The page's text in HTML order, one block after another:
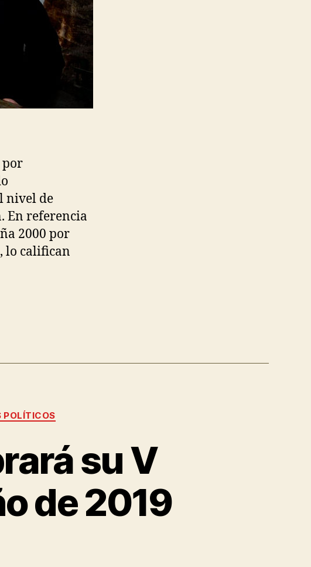
por
nivel de
En referencia
2000 por
lo califican
POLÍTICOS
su V
de 2019